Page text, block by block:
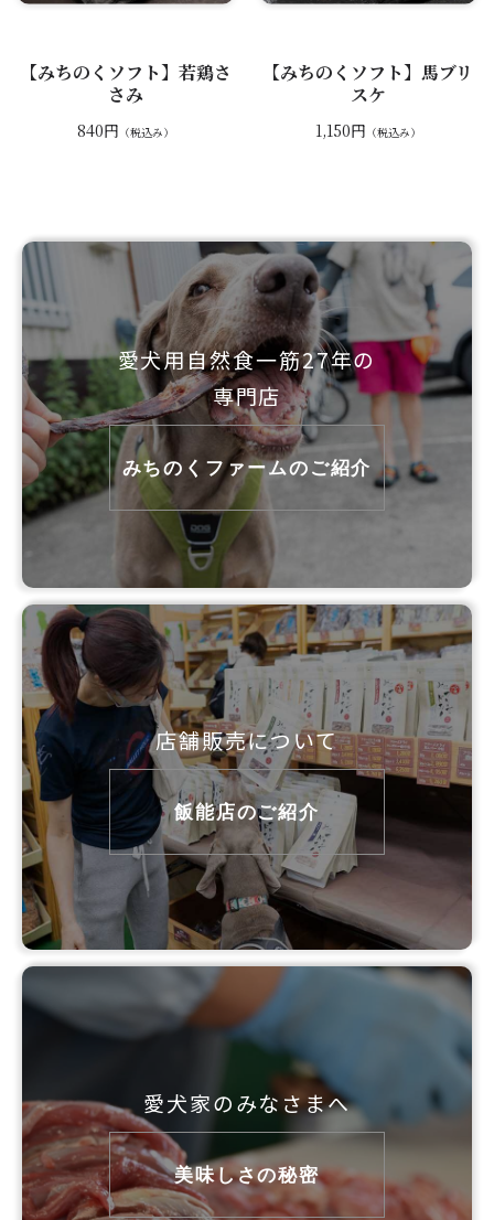
【みちのくソフト】若鶏さ
さみ
840円 （税込み）
【みちのくソフト】馬ブリ
スケ
1,150円 （税込み）
愛犬用自然食一筋27年の
専門店
みちのくファームのご紹介
店舗販売について
飯能店のご紹介
愛犬家のみなさまへ
美味しさの秘密